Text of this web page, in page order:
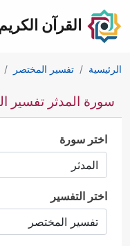
القرآن الكريم
الرئيسية تفسير المختصر
سورة المدثر تفسير
اختر سورة
اختر التفسير